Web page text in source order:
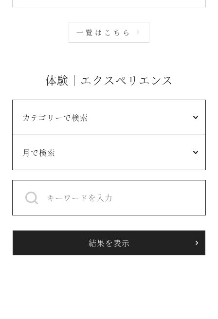
一覧はこちら
体験｜エクスペリエンス
カテゴリーで検索
月で検索